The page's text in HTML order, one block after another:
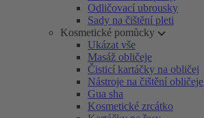
Odličovací ubrousky
Sady na čištění pleti
Kosmetické pomůcky
Ukázat vše
Masáž obličeje
Čisticí kartáčky na obličej
Nástroje na čištění obličeje
Gua sha
Kosmetické zrcátko